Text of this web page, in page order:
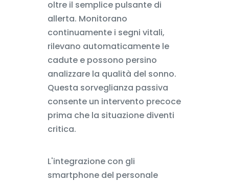
oltre il semplice pulsante di
allerta. Monitorano
continuamente i segni vitali,
rilevano automaticamente le
cadute e possono persino
analizzare la qualità del sonno.
Questa sorveglianza passiva
consente un intervento precoce
prima che la situazione diventi
critica.
L'integrazione con gli
smartphone del personale